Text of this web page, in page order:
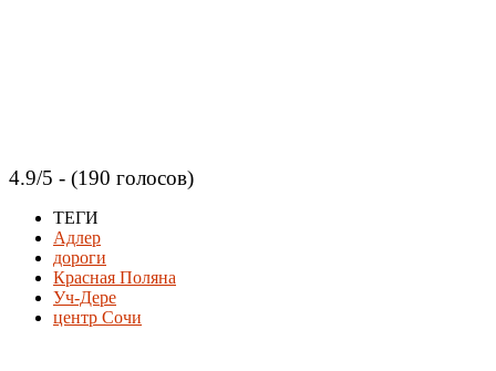
4.9/5 - (190 голосов)
ТЕГИ
Адлер
дороги
Красная Поляна
Уч-Дере
центр Сочи